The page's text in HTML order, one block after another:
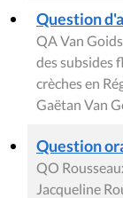
Question
QA Van
des subsides
crèches en
Gaëtan Van
Question
QO
Jacqueline